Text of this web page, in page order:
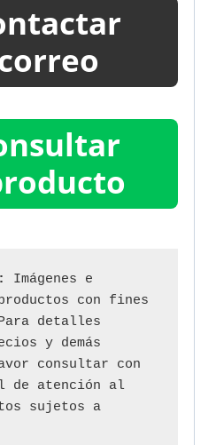
Imágenes e
con fines
detalles
y demás
consultar con
de atención al
sujetos a